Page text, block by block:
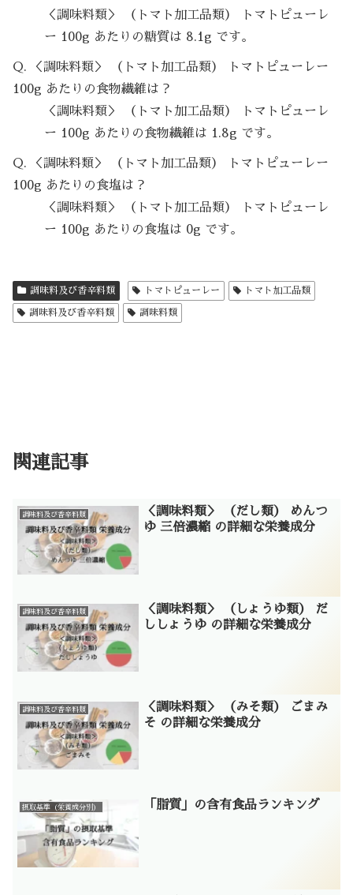
＜調味料類＞ （トマト加工品類） トマトピューレ
ー 100g あたりの糖質は 8.1g です。
Q. ＜調味料類＞ （トマト加工品類） トマトピューレー
100g あたりの食物繊維は？
＜調味料類＞ （トマト加工品類） トマトピューレ
ー 100g あたりの食物繊維は 1.8g です。
Q. ＜調味料類＞ （トマト加工品類） トマトピューレー
100g あたりの食塩は？
＜調味料類＞ （トマト加工品類） トマトピューレ
ー 100g あたりの食塩は 0g です。
調味料及び香辛料類 トマトピューレー トマト加工品類
調味料及び香辛料類 調味料類
関連記事
調味料及び香辛料類
＜調味料類＞ （だし類） めんつ
ゆ 三倍濃縮 の詳細な栄養成分
調味料及び香辛料類
＜調味料類＞ （しょうゆ類） だ
ししょうゆ の詳細な栄養成分
調味料及び香辛料類
＜調味料類＞ （みそ類） ごまみ
そ の詳細な栄養成分
摂取基準（栄養成分別） 「脂質」の含有食品ランキング